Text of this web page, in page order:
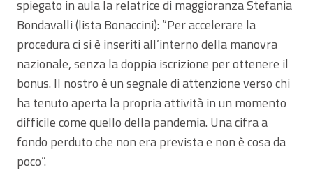
spiegato in aula la relatrice di maggioranza Stefania
Bondavalli (lista Bonaccini): “Per accelerare la
procedura ci si è inseriti all’interno della manovra
nazionale, senza la doppia iscrizione per ottenere il
bonus. Il nostro è un segnale di attenzione verso chi
ha tenuto aperta la propria attività in un momento
difficile come quello della pandemia. Una cifra a
fondo perduto che non era prevista e non è cosa da
poco”.